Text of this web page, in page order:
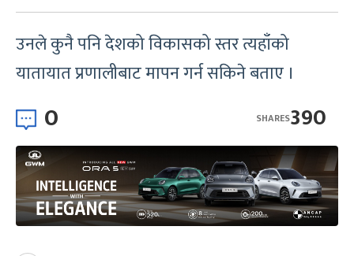
उनले कुनै पनि देशको विकासको स्तर त्यहाँको
यातायात प्रणालीबाट मापन गर्न सकिने बताए ।
0 390
SHARES